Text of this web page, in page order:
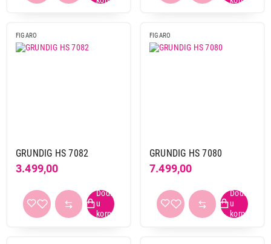
FIGARO
GRUNDIG HS 7082
3.499,00
FIGARO
GRUNDIG HS 7080
7.499,00